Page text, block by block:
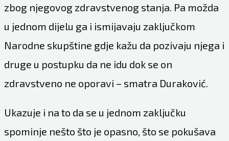
zbog njegovog zdravstvenog stanja. Pa možda
u jednom dijelu ga i ismijavaju zaključkom
Narodne skupštine gdje kažu da pozivaju njega i
druge u postupku da ne idu dok se on
zdravstveno ne oporavi – smatra Duraković.
Ukazuje i na to da se u jednom zaključku
spominje nešto što je opasno, što se pokušava